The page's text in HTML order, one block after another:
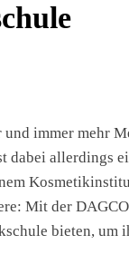
immer mehr
dabei allerdings
Mit der
bieten, um